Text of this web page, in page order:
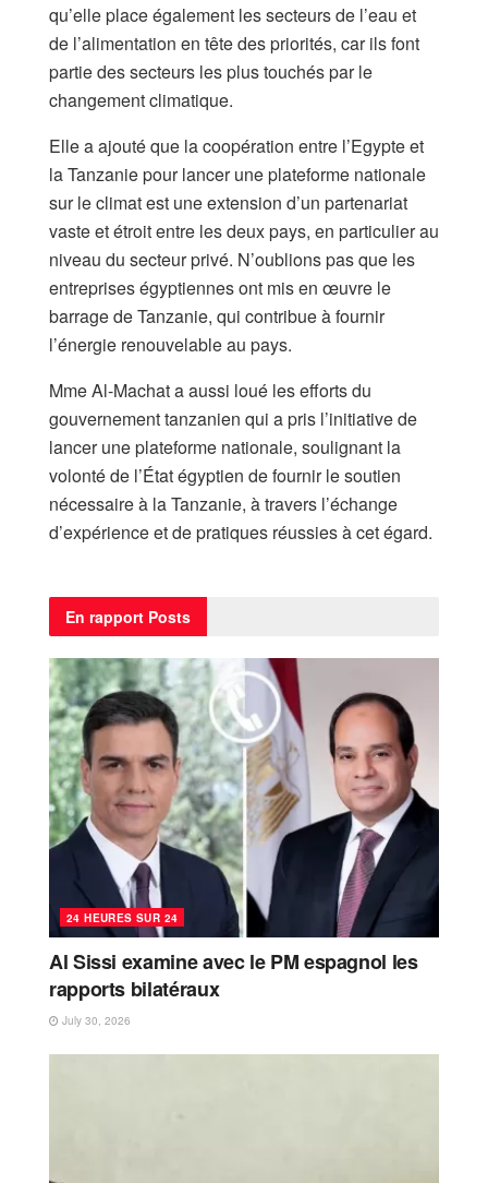
qu’elle place également les secteurs de l’eau et
de l’alimentation en tête des priorités, car ils font
partie des secteurs les plus touchés par le
changement climatique.
Elle a ajouté que la coopération entre l’Egypte et
la Tanzanie pour lancer une plateforme nationale
sur le climat est une extension d’un partenariat
vaste et étroit entre les deux pays, en particulier au
niveau du secteur privé. N’oublions pas que les
entreprises égyptiennes ont mis en œuvre le
barrage de Tanzanie, qui contribue à fournir
l’énergie renouvelable au pays.
Mme Al-Machat a aussi loué les efforts du
gouvernement tanzanien qui a pris l’initiative de
lancer une plateforme nationale, soulignant la
volonté de l’État égyptien de fournir le soutien
nécessaire à la Tanzanie, à travers l’échange
d’expérience et de pratiques réussies à cet égard.
En rapport Posts
24 HEURES SUR 24
Al Sissi examine avec le PM espagnol les
rapports bilatéraux
July 30, 2026